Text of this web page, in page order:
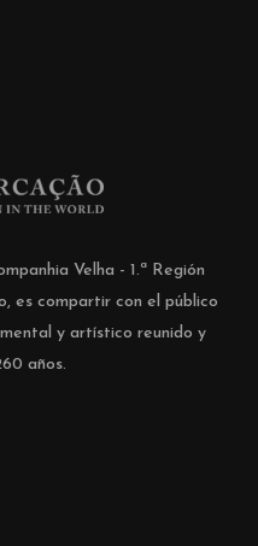
Velha - 1.ª Región
es compartir con el público
y artístico reunido y
años.